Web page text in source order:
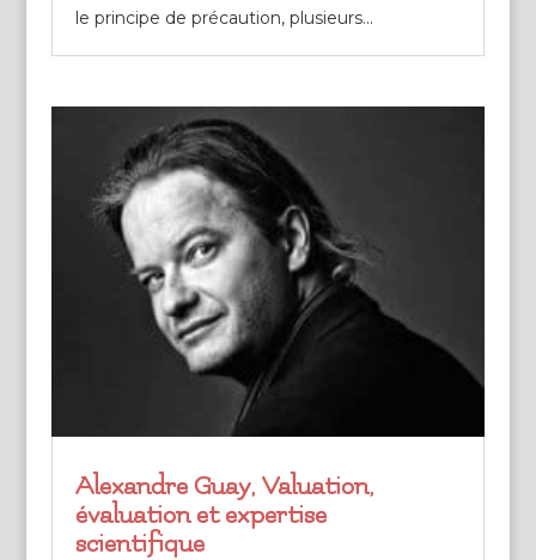
le principe de précaution, plusieurs...
Alexandre Guay, Valuation,
évaluation et expertise
scientifique